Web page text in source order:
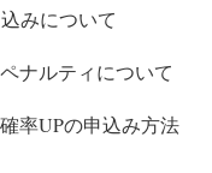
みについて
ナルティについて
率UPの申込み方法